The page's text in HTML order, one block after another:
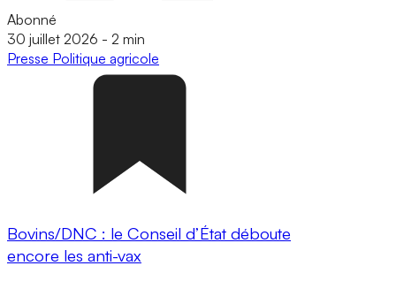
Abonné
30 juillet 2026 - 2 min
Presse Politique agricole
Bovins/DNC : le Conseil d’État déboute
encore les anti-vax